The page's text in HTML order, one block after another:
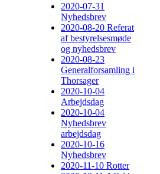
2020-07-31
Nyhedsbrev
2020-08-20 Referat
af bestyrelsesmøde
og nyhedsbrev
2020-08-23
Generalforsamling i
Thorsager
2020-10-04
Arbejdsdag
2020-10-04
Nyhedsbrev
arbejdsdag
2020-10-16
Nyhedsbrev
2020-11-10 Rotter